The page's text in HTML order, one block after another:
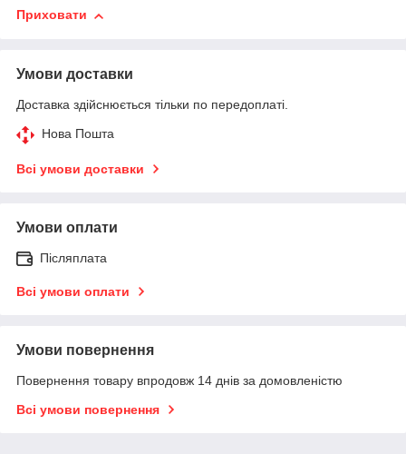
Приховати
Умови доставки
Доставка здійснюється тільки по передоплаті.
Нова Пошта
Всі умови доставки
Умови оплати
Післяплата
Всі умови оплати
Умови повернення
Повернення товару впродовж 14 днів за домовленістю
Всі умови повернення